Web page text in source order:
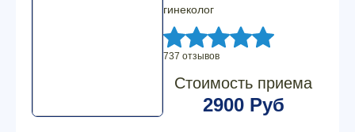
гинеколог
737 отзывов
Стоимость приема
2900 Руб